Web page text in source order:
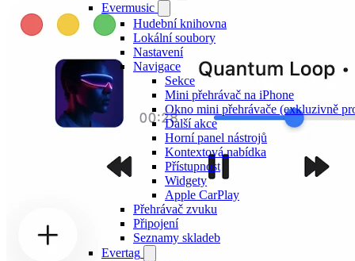
Evermusic
Hudební knihovna
Lokální soubory
Nastavení
Navigace
Sekce
Mini přehrávač na iPhone
Okno mini přehrávače (exkluzivně
Další akce
Horní panel nástrojů
Kontextová nabídka
Přístupnost
Widgety
Apple CarPlay
Přehrávač zvuku
Připojení
Seznamy skladeb
Evertag